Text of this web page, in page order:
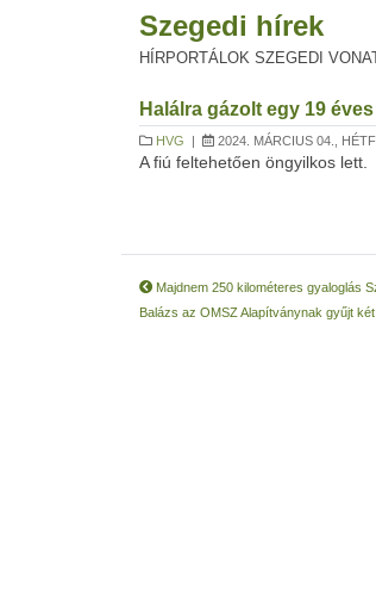
Szegedi hírek
HÍRPORTÁLOK SZEGEDI
Halálra gázolt egy 19
HVG | 2024. MÁRCIUS 04.,
A fiú feltehetően öngyilkos lett.
Majdnem 250 kilométeres gyaloglás
Balázs az OMSZ Alapítványnak gyűjt